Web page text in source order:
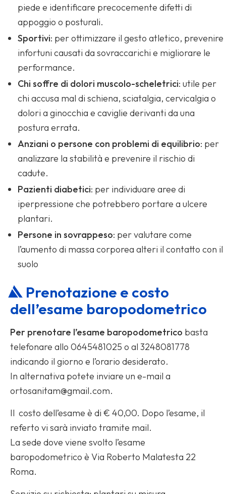
piede e identificare precocemente difetti di
appoggio o posturali.
Sportivi: per ottimizzare il gesto atletico, prevenire
infortuni causati da sovraccarichi e migliorare le
performance.
Chi soffre di dolori muscolo-scheletrici: utile per
chi accusa mal di schiena, sciatalgia, cervicalgia o
dolori a ginocchia e caviglie derivanti da una
postura errata.
Anziani o persone con problemi di equilibrio: per
analizzare la stabilità e prevenire il rischio di
cadute.
Pazienti diabetici: per individuare aree di
iperpressione che potrebbero portare a ulcere
plantari.
Persone in sovrappeso: per valutare come
l’aumento di massa corporea alteri il contatto con il
suolo
Prenotazione e costo
dell’esame baropodometrico
Per prenotare l’esame baropodometrico basta
telefonare allo 0645481025 o al 3248081778
indicando il giorno e l’orario desiderato.
In alternativa potete inviare un e-mail a
ortosanitam@gmail.com.
Il costo dell’esame è di € 40,00. Dopo l’esame, il
referto vi sarà inviato tramite mail.
La sede dove viene svolto l’esame
baropodometrico è Via Roberto Malatesta 22
Roma.